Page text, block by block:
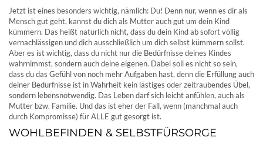
Jetzt ist eines besonders wichtig, nämlich: Du! Denn nur, wenn es dir als
Mensch gut geht, kannst du dich als Mutter auch gut um dein Kind
kümmern. Das heißt natürlich nicht, dass du dein Kind ab sofort völlig
vernachlässigen und dich ausschließlich um dich selbst kümmern sollst.
Aber es ist wichtig, dass du nicht nur die Bedürfnisse deines Kindes
wahrnimmst, sondern auch deine eigenen. Dabei soll es nicht so sein,
dass du das Gefühl von noch mehr Aufgaben hast, denn die Erfüllung auch
deiner Bedürfnisse ist in Wahrheit kein lästiges oder zeitraubendes Übel,
sondern lebensnotwendig. Das Leben darf sich leicht anfühlen, auch als
Mutter bzw. Familie. Und das ist eher der Fall, wenn (manchmal auch
durch Kompromisse) für ALLE gut gesorgt ist.
WOHLBEFINDEN & SELBSTFÜRSORGE